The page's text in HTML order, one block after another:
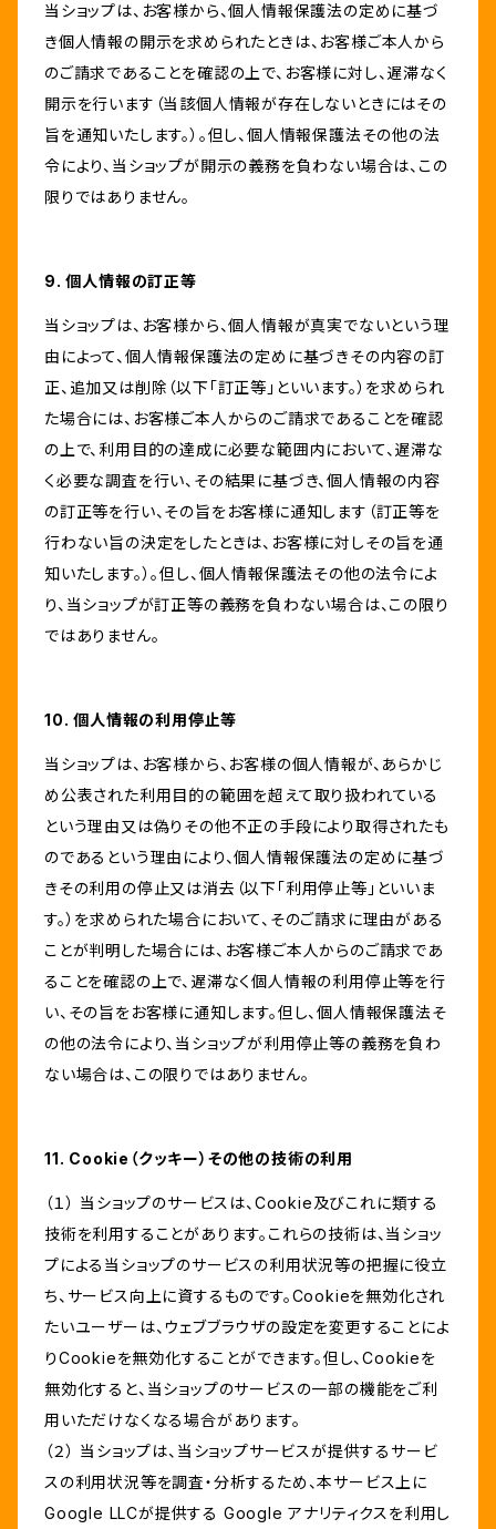
当ショップは、お客様から、個人情報保護法の定めに基づ
き個人情報の開示を求められたときは、お客様ご本人から
のご請求であることを確認の上で、お客様に対し、遅滞なく
開示を行います（当該個人情報が存在しないときにはその
旨を通知いたします。）。但し、個人情報保護法その他の法
令により、当ショップが開示の義務を負わない場合は、この
限りではありません。
9. 個人情報の訂正等
当ショップは、お客様から、個人情報が真実でないという理
由によって、個人情報保護法の定めに基づきその内容の訂
正、追加又は削除（以下「訂正等」といいます。）を求められ
た場合には、お客様ご本人からのご請求であることを確認
の上で、利用目的の達成に必要な範囲内において、遅滞な
く必要な調査を行い、その結果に基づき、個人情報の内容
の訂正等を行い、その旨をお客様に通知します（訂正等を
行わない旨の決定をしたときは、お客様に対しその旨を通
知いたします。）。但し、個人情報保護法その他の法令によ
り、当ショップが訂正等の義務を負わない場合は、この限り
ではありません。
10. 個人情報の利用停止等
当ショップは、お客様から、お客様の個人情報が、あらかじ
め公表された利用目的の範囲を超えて取り扱われている
という理由又は偽りその他不正の手段により取得されたも
のであるという理由により、個人情報保護法の定めに基づ
きその利用の停止又は消去（以下「利用停止等」といいま
す。）を求められた場合において、そのご請求に理由がある
ことが判明した場合には、お客様ご本人からのご請求であ
ることを確認の上で、遅滞なく個人情報の利用停止等を行
い、その旨をお客様に通知します。但し、個人情報保護法そ
の他の法令により、当ショップが利用停止等の義務を負わ
ない場合は、この限りではありません。
11. Cookie（クッキー）その他の技術の利用
（１） 当ショップのサービスは、Cookie及びこれに類する
技術を利用することがあります。これらの技術は、当ショッ
プによる当ショップのサービスの利用状況等の把握に役立
ち、サービス向上に資するものです。Cookieを無効化され
たいユーザーは、ウェブブラウザの設定を変更することによ
りCookieを無効化することができます。但し、Cookieを
無効化すると、当ショップのサービスの一部の機能をご利
用いただけなくなる場合があります。
（２） 当ショップは、当ショップサービスが提供するサービ
スの利用状況等を調査・分析するため、本サービス上に
Google LLCが提供する Google アナリティクスを利用し